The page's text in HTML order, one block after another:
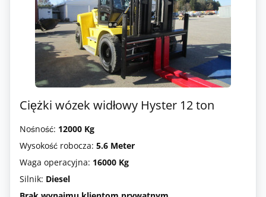
Ciężki wózek widłowy Hyster 12 ton
Nośność: 12000 Kg
Wysokość robocza: 5.6 Meter
Waga operacyjna: 16000 Kg
Silnik: Diesel